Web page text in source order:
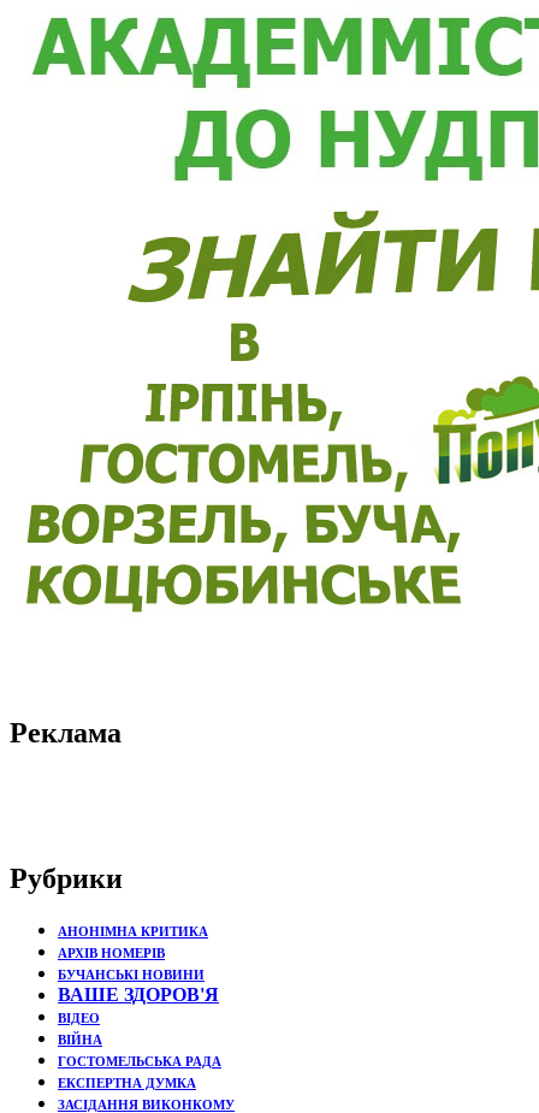
Реклама
Рубрики
АНОНІМНА КРИТИКА
АРХІВ НОМЕРІВ
БУЧАНСЬКІ НОВИНИ
ВАШЕ ЗДОРОВ'Я
ВІДЕО
ВІЙНА
ГОСТОМЕЛЬСЬКА РАДА
ЕКСПЕРТНА ДУМКА
ЗАСІДАННЯ ВИКОНКОМУ